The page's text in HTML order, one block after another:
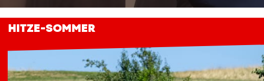
HITZE-SOMMER